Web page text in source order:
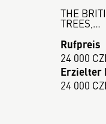
THE
TREES,…
Rufpreis
24 000
Erzielter
24 000